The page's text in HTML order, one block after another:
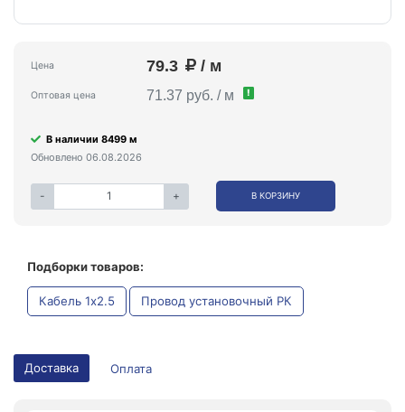
Цена 79.3 / м
Оптовая цена 71.37 руб. / м !
В наличии 8499 м
Обновлено 06.08.2026
- + В КОРЗИНУ
Подборки товаров:
Кабель 1x2.5 Провод установочный РК
Доставка Оплата